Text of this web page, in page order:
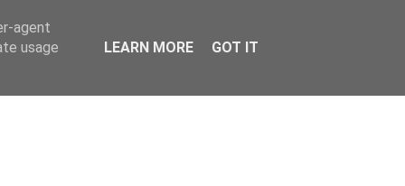
agent
usage
LEARN MORE GOT IT